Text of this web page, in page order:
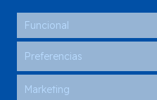
Funcional
Preferencias
Marketing